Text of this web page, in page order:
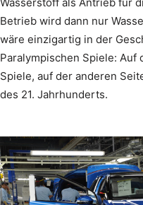
Betrieb wird dann nur
wäre einzigartig in der
Paralympischen Spiele: Auf
Spiele, auf der anderen
des 21. Jahrhunderts.